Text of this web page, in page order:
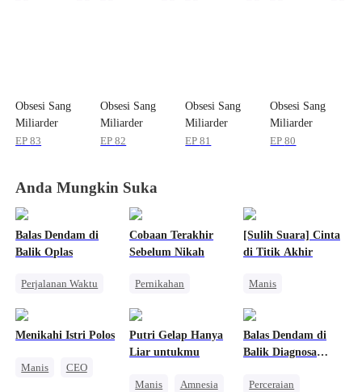
Obsesi Sang
Miliarder
EP83
Obsesi Sang
Miliarder
EP82
Obsesi Sang
Miliarder
EP81
Obsesi Sang
Miliarder
EP80
Anda Mungkin Suka
Balas Dendam di
Balik Oplas
Perjalanan Waktu
Cobaan Terakhir
Sebelum Nikah
Pernikahan
Perselingkuhan
[Sulih Suara] Cinta
di Titik Akhir
Manis
Nikah Kilat
Menikahi Istri Polos
Manis
CEO
Putri Gelap Hanya
Liar untukmu
Manis
Amnesia
Balas Dendam di
Balik Diagnosa
Perceraian